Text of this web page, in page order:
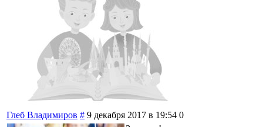
Глеб Владимиров # 9 декабря 2017 в 19:54 0